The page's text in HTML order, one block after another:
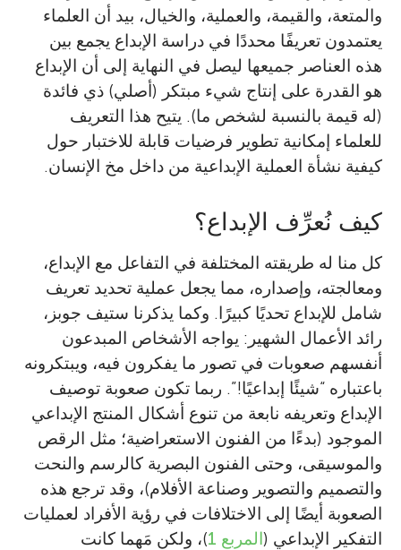
والمتعة، والقيمة، والعملية، والخيال، بيد أن العلماء
يعتمدون تعريفًا محددًا في دراسة الإبداع يجمع بين
هذه العناصر جميعها ليصل في النهاية إلى أن الإبداع
هو القدرة على إنتاج شيء مبتكر (أصلي) ذي فائدة
(له قيمة بالنسبة لشخص ما). يتيح هذا التعريف
للعلماء إمكانية تطوير فرضيات قابلة للاختبار حول
كيفية نشأة العملية الإبداعية من داخل مخ الإنسان.
كيف نُعرِّف الإبداع؟
كل منا له طريقته المختلفة في التفاعل مع الإبداع،
ومعالجته، وإصداره، مما يجعل عملية تحديد تعريف
شامل للإبداع تحديًا كبيرًا. وكما يذكرنا ستيف جوبز،
رائد الأعمال الشهير: يواجه الأشخاص المبدعون
أنفسهم صعوبات في تصور ما يفكرون فيه، ويبتكرونه
باعتباره “شيئًا إبداعيًا!”. ربما تكون صعوبة توصيف
الإبداع وتعريفه نابعة من تنوع أشكال المنتج الإبداعي
الموجود (بدءًا من الفنون الاستعراضية؛ مثل الرقص
والموسيقى، وحتى الفنون البصرية كالرسم والنحت
والتصميم والتصوير وصناعة الأفلام)، وقد ترجع هذه
الصعوبة أيضًا إلى الاختلافات في رؤية الأفراد لعمليات
التفكير الإبداعي (المربع 1
)، ولكن مَهما كانت